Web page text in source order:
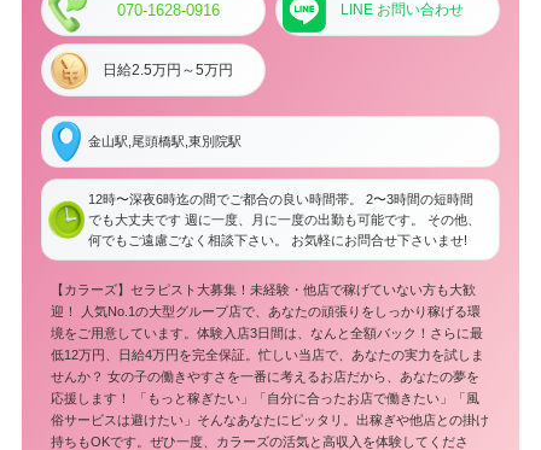
070-1628-0916 LINE お問い合わせ
日給2.5万円～5万円
金山駅,尾頭橋駅,東別院駅
12時〜深夜6時迄の間でご都合の良い時間帯。 2〜3時間の短時間
でも大丈夫です 週に一度、月に一度の出勤も可能です。 その他、
何でもご遠慮ごなく相談下さい。 お気軽にお問合せ下さいませ!
【カラーズ】セラピスト大募集！未経験・他店で稼げていない方も大歓
迎！ 人気No.1の大型グループ店で、あなたの頑張りをしっかり稼げる環
境をご用意しています。体験入店3日間は、なんと全額バック！さらに最
低12万円、日給4万円を完全保証。忙しい当店で、あなたの実力を試しま
せんか？ 女の子の働きやすさを一番に考えるお店だから、あなたの夢を
応援します！ 「もっと稼ぎたい」「自分に合ったお店で働きたい」「風
俗サービスは避けたい」そんなあなたにピッタリ。出稼ぎや他店との掛け
持ちもOKです。ぜひ一度、カラーズの活気と高収入を体験してくださ